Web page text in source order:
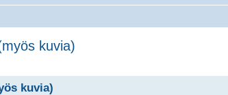
kuvia)
kuvia)